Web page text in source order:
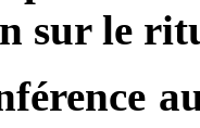
sur le